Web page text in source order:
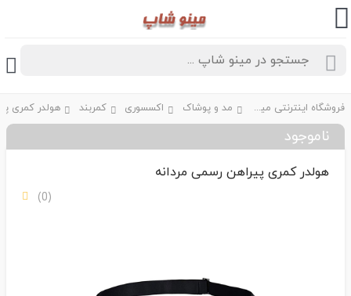
فروشگاه اینترنتی مینو شاپ مد و پوشاک اکسسوری کمربند
ناموجود
هولدر کمری پیراهن رسمی مردانه
(0)